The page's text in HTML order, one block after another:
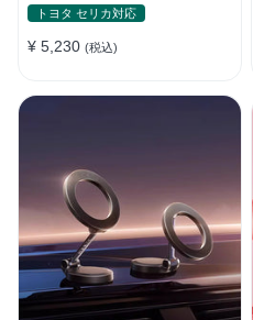
360°回転な台座 車用ホルダ
定 落ちない 全機種対応
トヨタ セリカ対応
¥ 5,230 (税込)